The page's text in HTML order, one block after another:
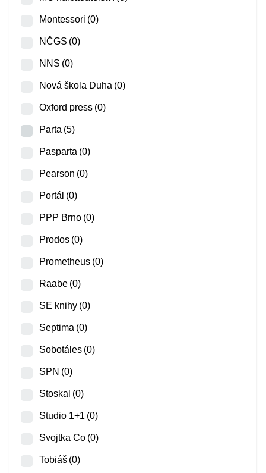
Montessori (0)
NČGS (0)
NNS (0)
Nová škola Duha (0)
Oxford press (0)
Parta (5)
Pasparta (0)
Pearson (0)
Portál (0)
PPP Brno (0)
Prodos (0)
Prometheus (0)
Raabe (0)
SE knihy (0)
Septima (0)
Sobotáles (0)
SPN (0)
Stoskal (0)
Studio 1+1 (0)
Svojtka Co (0)
Tobiáš (0)